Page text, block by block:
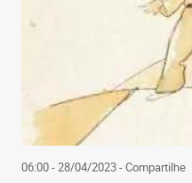
06:00 - 28/04/2023- Compartilhe